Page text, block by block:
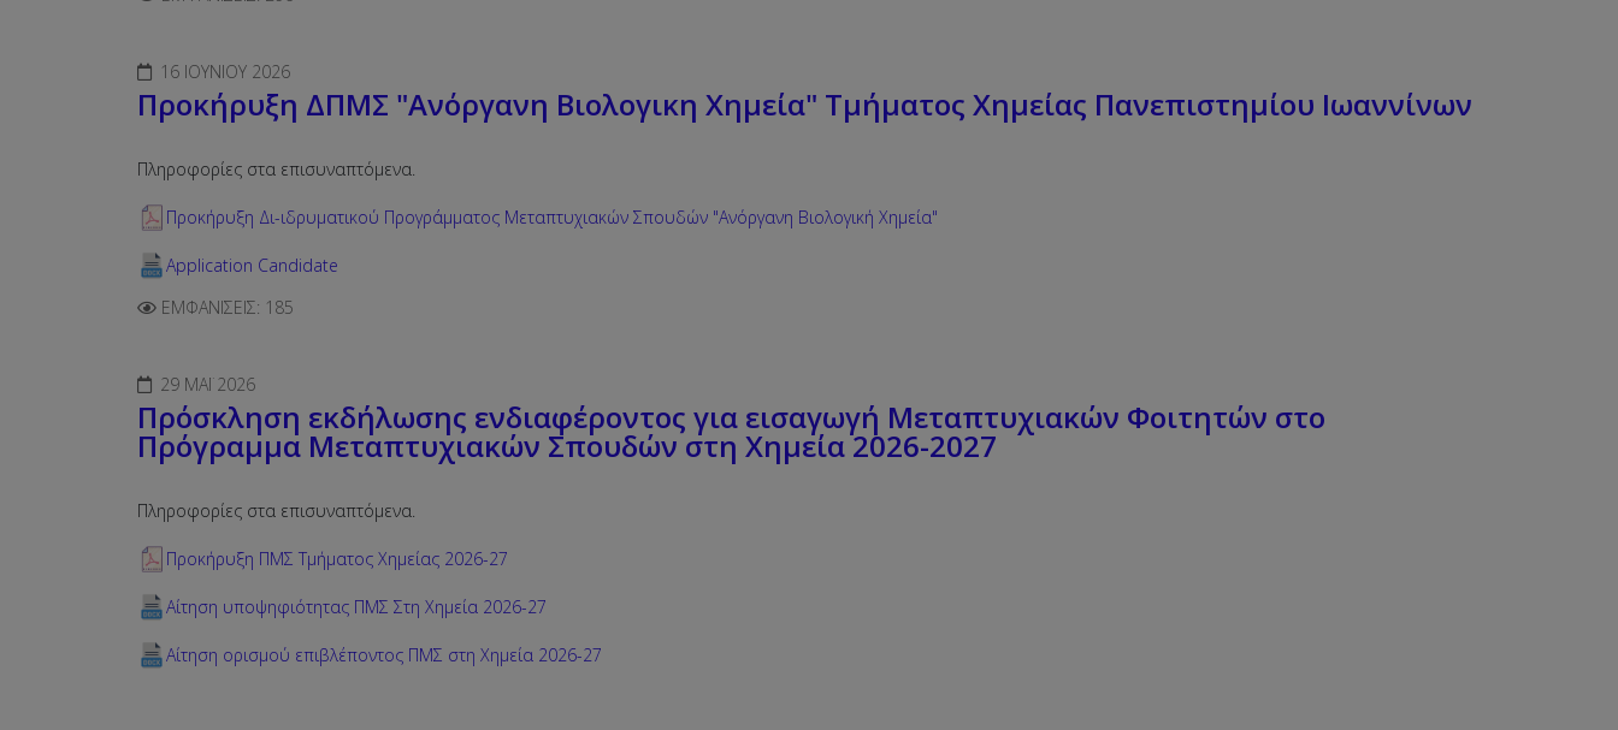
16 ΙΟΥΝΊΟΥ 2026
Προκήρυξη ΔΠΜΣ "Ανόργανη Βιολογικη Χημεία" Τμήματος Χημείας Πανεπιστημίου Ιωαννίνων
Πληροφορίες στα επισυναπτόμενα.
Προκήρυξη Δι-ιδρυματικού Προγράμματος Μεταπτυχιακών Σπουδών "Ανόργανη Βιολογική Χημεία"
Application Candidate
ΕΜΦΑΝΊΣΕΙΣ: 185
29 ΜΆΙ 2026
Πρόσκληση εκδήλωσης ενδιαφέροντος για εισαγωγή Μεταπτυχιακών Φοιτητών στο
Πρόγραμμα Μεταπτυχιακών Σπουδών στη Χημεία 2026-2027
Πληροφορίες στα επισυναπτόμενα.
Προκήρυξη ΠΜΣ Τμήματος Χημείας 2026-27
Αίτηση υποψηφιότητας ΠΜΣ Στη Χημεία 2026-27
Αίτηση ορισμού επιβλέποντος ΠΜΣ στη Χημεία 2026-27